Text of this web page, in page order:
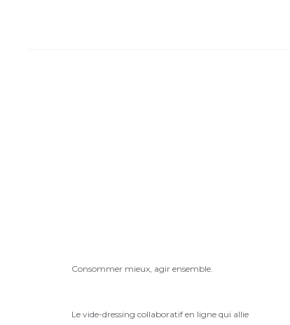
Consommer mieux, agir ensemble.
Le vide-dressing collaboratif en ligne qui allie